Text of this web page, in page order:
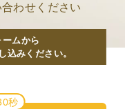
わせください
ムから
込みください。
秒